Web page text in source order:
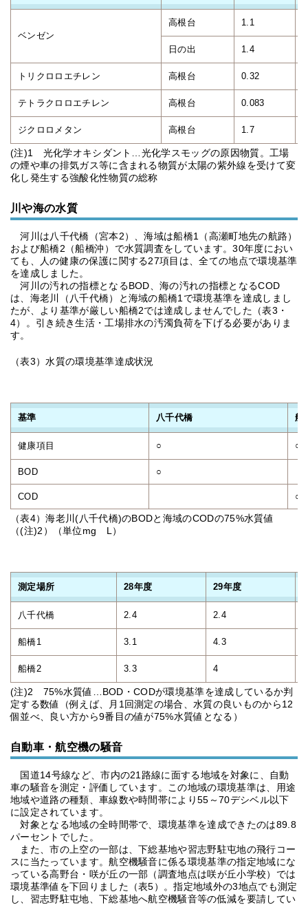
ベンゼン
高根台 1.1
日の出 1.4
トリクロロエチレン 高根台 0.32
テトラクロロエチレン 高根台 0.083
ジクロロメタン 高根台 1.7
(注)1 光化学オキシダント…光化学スモッグの原因物質。工場
の煙や車の排気ガス等に含まれる物質が太陽の紫外線を受けて変
化し発生する強酸化性物質の総称
川や海の水質
河川は八千代橋（宮本2）、海域は船橋1（高瀬町地先の航路）
および船橋2（船橋沖）で水質調査をしています。30年度におい
ても、人の健康の保護に関する27項目は、全ての地点で環境基準
を達成しました。
河川の汚れの指標となるBOD、海の汚れの指標となるCOD
は、海老川（八千代橋）と海域の船橋1で環境基準を達成しまし
たが、より基準が厳しい船橋2では達成しませんでした（表3・
4）。引き続き生活・工場排水の汚濁負荷を下げる必要がありま
す。
（表3）水質の環境基準達成状況
基準 八千代橋 船
健康項目 ○ ○
BOD ○
COD ○
（表4）海老川(八千代橋)のBODと海域のCODの75%水質値
（(注)2）（単位mg L）
測定場所 28年度 29年度
八千代橋 2.4 2.4
船橋1 3.1 4.3
船橋2 3.3 4
(注)2 75%水質値…BOD・CODが環境基準を達成しているか判
定する数値（例えば、月1回測定の場合、水質の良いものから12
個並べ、良い方から9番目の値が75%水質値となる）
自動車・航空機の騒音
国道14号線など、市内の21路線に面する地域を対象に、自動
車の騒音を測定・評価しています。この地域の環境基準は、用途
地域や道路の種類、車線数や時間帯により55～70デシベル以下
に設定されています。
対象となる地域の全時間帯で、環境基準を達成できたのは89.8
パーセントでした。
また、市の上空の一部は、下総基地や習志野駐屯地の飛行コー
スに当たっています。航空機騒音に係る環境基準の指定地域にな
っている高野台・咲が丘の一部（調査地点は咲が丘小学校）では
環境基準値を下回りました（表5）。指定地域外の3地点でも測定
し、習志野駐屯地、下総基地へ航空機騒音等の低減を要請してい